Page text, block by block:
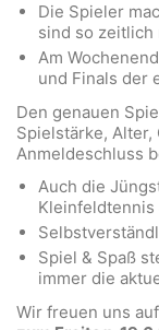
Die Spieler
sind so zeitlich
Am
und Finals der
Den genauen
Spielstärke,
Anmeldeschluss
Auch die
Kleinfeldtennis
Spiel & Spaß
immer die
Wir freuen uns